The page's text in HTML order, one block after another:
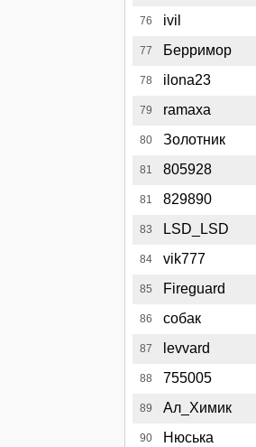
76 ivil
77 Берримор
78 ilona23
79 ramaxa
80 Золотник
81 805928
81 829890
83 LSD_LSD
84 vik777
85 Fireguard
86 собак
87 levvard
88 755005
89 Ал_Химик
90 Нюська